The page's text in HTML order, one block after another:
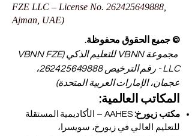
FZE LLC – License No. 262425649888
Ajman, UAE)
© جميع الحقوق محفوظة.
مجموعة VBNN للتعليم الذكي (VBNN FZE
LLC - رقم الترخيص
262425649888،
عجمان، الإمارات العربية المتحدة)
المكاتب العالمية:
مكتب زيورخ:
AAHES – الأكاديمية المستقلة
للتعليم العالي في زيورخ، سويسرا،